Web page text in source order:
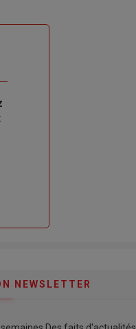
NEWSLETTER